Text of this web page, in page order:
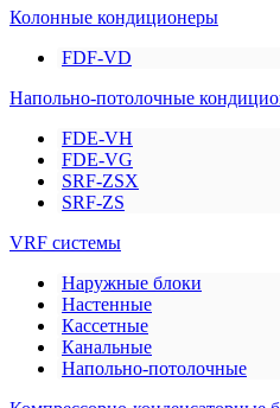
Колонные кондиционеры
FDF-VD
Напольно-потолочные
FDE-VH
FDE-VG
SRF-ZSX
SRF-ZS
VRF системы
Наружные блоки
Настенные
Кассетные
Канальные
Напольно-потолочные